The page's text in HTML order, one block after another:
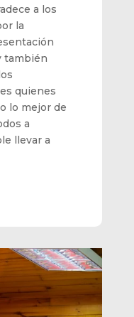
a los
la
también
quienes
lo mejor de
a
llevar a